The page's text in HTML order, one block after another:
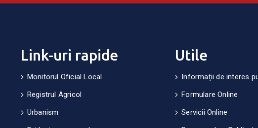
Link-uri rapide
Monitorul Oficial Local
Registrul Agricol
Urbanism
Utile
Informații de interes
Formulare Online
Servicii Online